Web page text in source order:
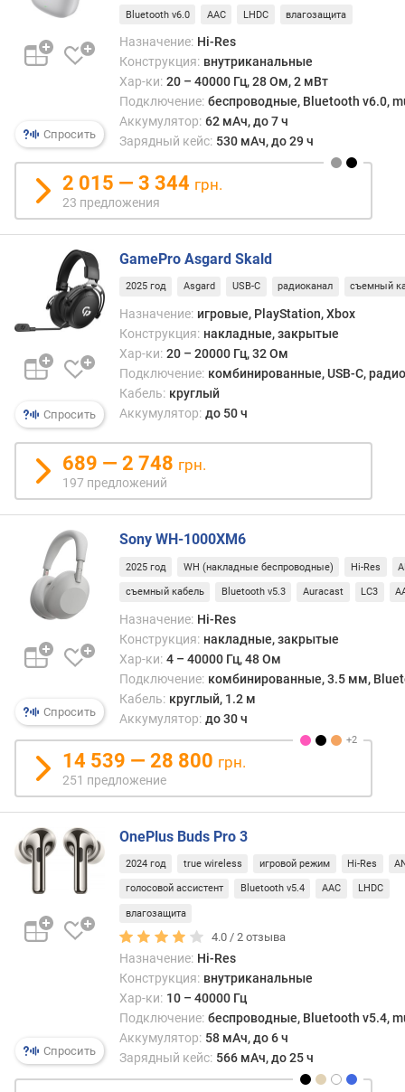
в
у
а
д
е
р
ж
к
у
к
а
(
с
)
м
о
щ
н
с
т
ь
(
В
т
д
и
а
р
д
н
а
м
м
)
Спросить
Bluetooth v6.0 AAC LHDC влагозащита
Назначение: Hi-Res
Конструкция: внутриканальные
Хар-ки: 20 – 40000 Гц, 28 Ом, 2 мВт
Подключение: беспроводные, Bluetooth v6.0,
Аккумулятор: 62 мАч, до 7 ч
Зарядный кейс: 530 мАч, до 29 ч
2 015 — 3 344 грн.
23 предложения
Спросить
GamePro Asgard Skald
2025 год Asgard USB-C радиоканал съемный
Назначение: игровые, PlayStation, Xbox
Конструкция: накладные, закрытые
Хар-ки: 20 – 20000 Гц, 32 Ом
Подключение: комбинированные, USB-C,
Кабель: круглый
Аккумулятор: до 50 ч
689 — 2 748 грн.
197 предложений
Спросить
Sony WH-1000XM6
2025 год WH (накладные беспроводные) Hi-Res
съемный кабель Bluetooth v5.3 Auracast LC3
Назначение: Hi-Res
Конструкция: накладные, закрытые
Хар-ки: 4 – 40000 Гц, 48 Ом
Подключение: комбинированные, 3.5 мм,
Кабель: круглый, 1.2 м
Аккумулятор: до 30 ч
14 539 — 28 800 грн.
251 предложение
Спросить
OnePlus Buds Pro 3
2024 год true wireless игровой режим Hi-Res
голосовой ассистент Bluetooth v5.4 AAC LHDC
влагозащита
4.0 /2 отзыва
Назначение: Hi-Res
Конструкция: внутриканальные
Хар-ки: 10 – 40000 Гц
Подключение: беспроводные, Bluetooth v5.4,
Аккумулятор: 58 мАч, до 6 ч
Зарядный кейс: 566 мАч, до 25 ч